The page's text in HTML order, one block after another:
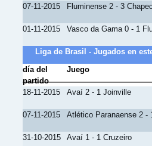
07-11-2015 Fluminense 2 - 3
01-11-2015 Vasco da Gama 0 - 1
Liga de Brasil - Jugados en
día del
partido
Juego
18-11-2015 Avaí 2 - 1 Joinville
07-11-2015 Atlético Paranaense 2 -
31-10-2015 Avaí 1 - 1 Cruzeiro